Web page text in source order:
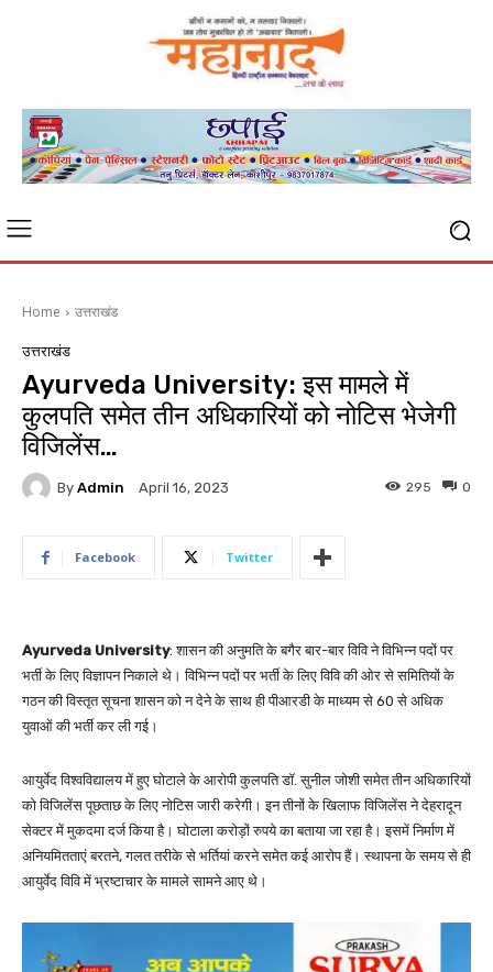
Home उत्तराखंड
उत्तराखंड
Ayurveda University: इस मामले में
कुलपति समेत तीन अधिकारियों को नोटिस भेजेगी
विजिलेंस…
By Admin April 16, 2023 0
295
Facebook Twitter
Ayurveda University: शासन की अनुमति के बगैर बार-बार विवि ने विभिन्न पदों पर
भर्ती के लिए विज्ञापन निकाले थे। विभिन्न पदों पर भर्ती के लिए विवि की ओर से समितियों के
गठन की विस्तृत सूचना शासन को न देने के साथ ही पीआरडी के माध्यम से 60 से अधिक
युवाओं की भर्ती कर ली गई।
आयुर्वेद विश्वविद्यालय में हुए घोटाले के आरोपी कुलपति डॉ. सुनील जोशी समेत तीन अधिकारियों
को विजिलेंस पूछताछ के लिए नोटिस जारी करेगी। इन तीनों के खिलाफ विजिलेंस ने देहरादून
सेक्टर में मुकदमा दर्ज किया है। घोटाला करोड़ों रुपये का बताया जा रहा है। इसमें निर्माण में
अनियमितताएं बरतने, गलत तरीके से भर्तियां करने समेत कई आरोप हैं। स्थापना के समय से ही
आयुर्वेद विवि में भ्रष्टाचार के मामले सामने आए थे।